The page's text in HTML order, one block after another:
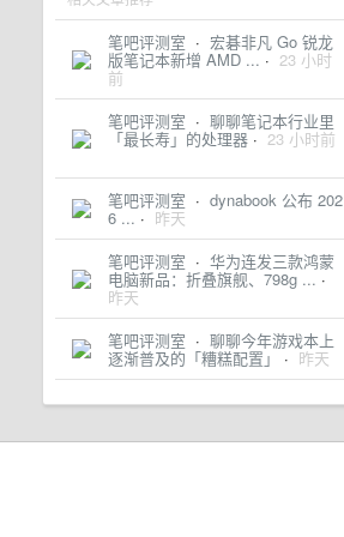
笔吧评测室 · 宏碁非凡 Go 锐龙
版笔记本新增 AMD ... · 23 小时
前
笔吧评测室 · 聊聊笔记本行业里
「最长寿」的处理器 · 23 小时前
笔吧评测室 · dynabook 公布 202
6 ... · 昨天
笔吧评测室 · 华为连发三款鸿蒙
电脑新品：折叠旗舰、798g ... ·
昨天
笔吧评测室 · 聊聊今年游戏本上
逐渐普及的「糟糕配置」 · 昨天